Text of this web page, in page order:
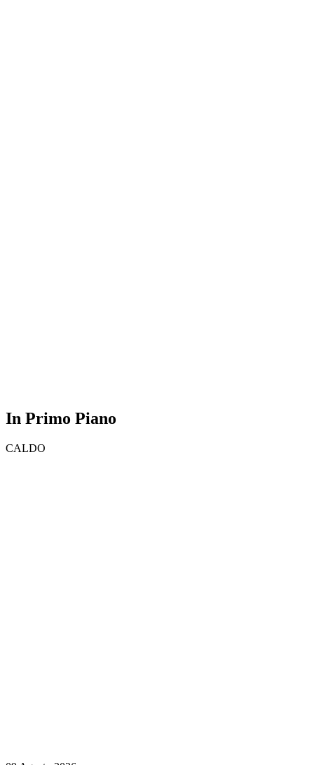
In Primo Piano
CALDO